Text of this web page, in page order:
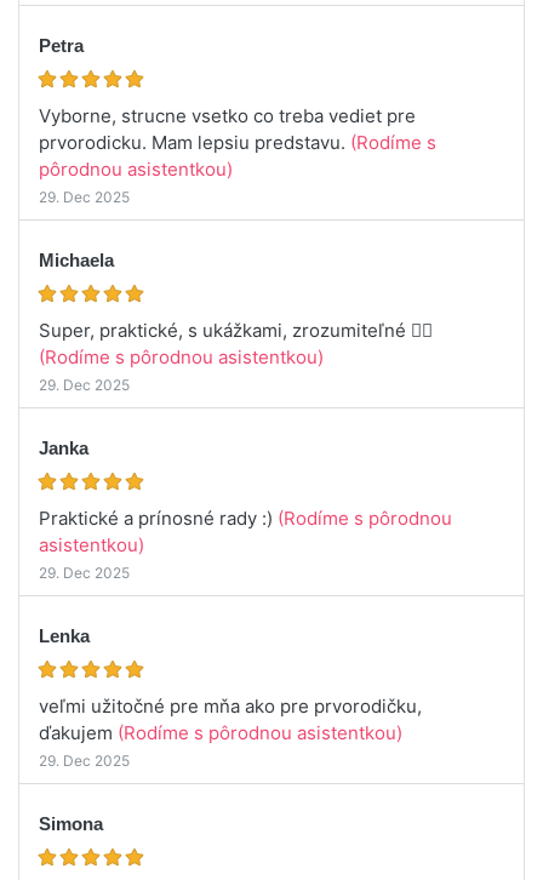
Petra
Vyborne, strucne vsetko co treba vediet pre
prvorodicku. Mam lepsiu predstavu. (Rodíme s
pôrodnou asistentkou)
29. Dec 2025
Michaela
Super, praktické, s ukážkami, zrozumiteľné 👍🏻
(Rodíme s pôrodnou asistentkou)
29. Dec 2025
Janka
Praktické a prínosné rady :) (Rodíme s pôrodnou
asistentkou)
29. Dec 2025
Lenka
veľmi užitočné pre mňa ako pre prvorodičku,
ďakujem (Rodíme s pôrodnou asistentkou)
29. Dec 2025
Simona